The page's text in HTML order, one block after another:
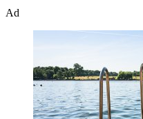
Ad